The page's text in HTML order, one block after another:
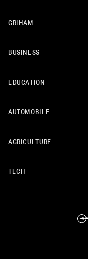
GRIHAM
BUSINESS
EDUCATION
AUTOMOBILE
AGRICULTURE
TECH